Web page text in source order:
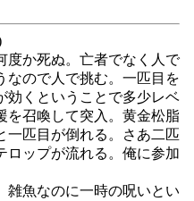
か死ぬ。亡者でなく人で
なので人で挑む。一匹目を
効くということで多少レベ
を召喚して突入。黄金松脂
一匹目が倒れる。さあ二匹
ロップが流れる。俺に参加
魚なのに一時の呪いとい